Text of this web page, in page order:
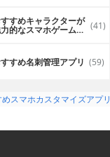
すめキャラクターが
的なスマホゲームア (41)
すめ名刺管理アプリ (59)
めスマホカスタマイズアプ